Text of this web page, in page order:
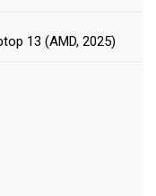
13 (AMD, 2025)